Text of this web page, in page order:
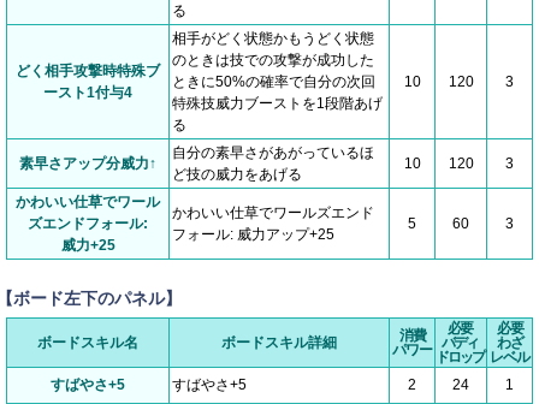
る
どく相手攻撃時特殊ブ
ースト1付与4
相手がどく状態かもうどく状態
のときは技での攻撃が成功した
ときに50%の確率で自分の次回
特殊技威力ブーストを1段階あげ
る
10 120 3
素早さアップ分威力↑
自分の素早さがあがっているほ
ど技の威力をあげる
10 120 3
かわいい仕草でワール
ズエンドフォール:
威力+25
かわいい仕草でワールズエンド
フォール: 威力アップ+25
5 60 3
ボード左下のパネル】
ボードスキル名 ボードスキル詳細
消費
パワー
必要
バディ
ドロップ
必要
わざ
レベル
すばやさ+5
すばやさ+5 2 24 1